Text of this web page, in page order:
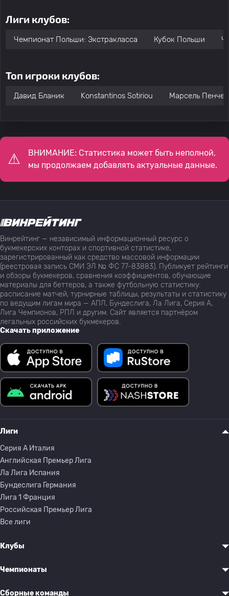
Лиги клубов:
Чемпионат Польши: Экстракласса Кубок Польши
Топ игроки клубов:
Давид Бланик Konstantinos Sotiriou Марсель Пенчек
ВНИМАНИЕ: Статистика может быть неполной,
мы продолжаем добавлять актуальные данные.
Винрейтинг — независимый информационный ресурс о
букмекерских конторах и спортивной статистике,
зарегистрированный как средство массовой информации
(реестровая запись СМИ ЭЛ № ФС 77-83883). Публикует рейтинги
и обзоры букмекеров, сравнения коэффициентов, обучающие
материалы для беттеров, а также футбольную статистику:
расписание матчей, турнирные таблицы, результаты и статистику
по ведущим лигам мира — АПЛ, Бундеслига, Ла Лига, Серия А,
Лига Чемпионов, РПЛ и другим. Сайт является партнёром
легальных российских букмекеров.
Скачать приложение
Лиги
Серия A Италия
Английская Премьер Лига
Ла Лига Испания
Бундеслига Германия
Лига 1 Франция
Российская Премьер Лига
Все лиги
Клубы
Чемпионаты
Сборные команды